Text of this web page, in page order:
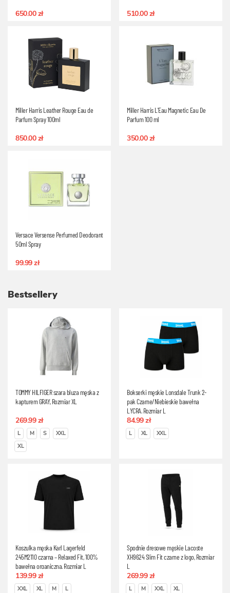
650.00 zł 510.00 zł
Miller Harris Leather Rouge Eau de
Parfum Spray 100ml
850.00 zł
Miller Harris L'Eau Magnetic Eau De
Parfum 100 ml
350.00 zł
Versace Versense Perfumed Deodorant
50ml Spray
99.99 zł
Bestsellery
TOMMY HILFIGER szara bluza męska z
kapturem GRAY, Rozmiar XL
269.99 zł
L M S
XXL
XL
Bokserki męskie Lonsdale Trunk 2-
pak Czarne/Niebieskie bawełna
LYCRA, Rozmiar L
84.99 zł
L XL XXL
Koszulka męska Karl Lagerfeld
245M2110 czarna – Relaxed Fit, 100%
bawełna organiczna, Rozmiar L
139.99 zł
XXL XL M L
Spodnie dresowe męskie Lacoste
XH9624 Slim Fit czarne z logo, Rozmiar
L
269.99 zł
L M XXL XL